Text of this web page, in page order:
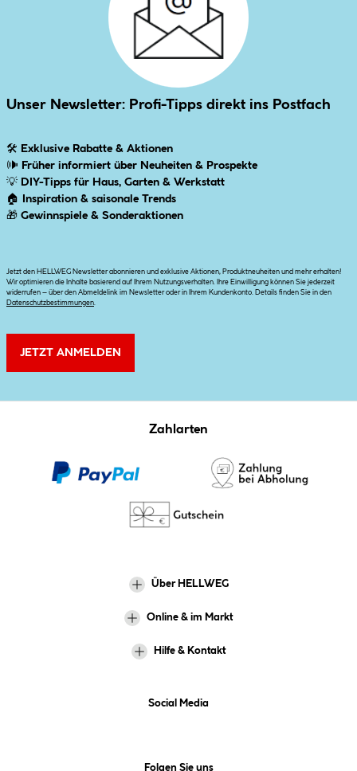
Unser Newsletter: Profi-Tipps direkt ins Postfach
🛠 Exklusive Rabatte & Aktionen
🕪 Früher informiert über Neuheiten & Prospekte
💡 DIY-Tipps für Haus, Garten & Werkstatt
🏠
Inspiration & saisonale Trends
🎁 Gewinnspiele & Sonderaktionen
Jetzt den HELLWEG Newsletter abonnieren und exklusive Aktionen, Produktneuheiten und mehr erhalten!
Wir optimieren die Inhalte basierend auf Ihrem Nutzungsverhalten. Ihre Einwilligung können Sie jederzeit
widerrufen – über den Abmeldelink im Newsletter oder in Ihrem Kundenkonto. Details finden Sie in den
Datenschutzbestimmungen.
JETZT ANMELDEN
Zahlarten
Über HELLWEG
Online & im Markt
Hilfe & Kontakt
Social Media
Folgen Sie uns